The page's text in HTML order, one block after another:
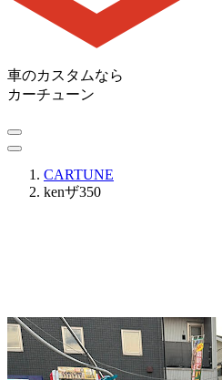
車のカスタムなら
カーチューン
CARTUNE
kenザ350